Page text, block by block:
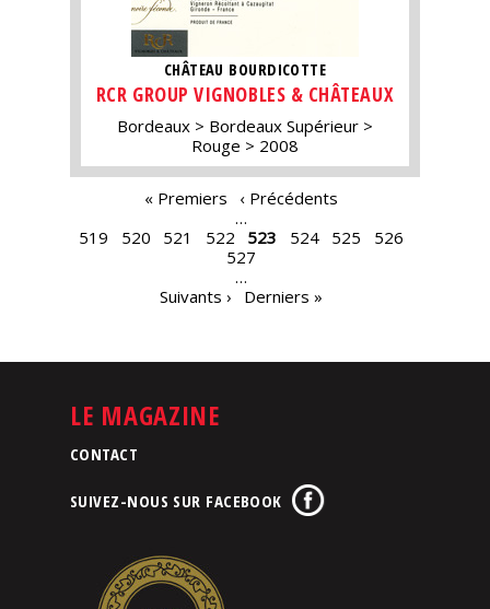
CHÂTEAU BOURDICOTTE
RCR GROUP VIGNOBLES & CHÂTEAUX
Bordeaux
Bordeaux Supérieur
Rouge
2008
« Premiers
‹ Précédents
…
519
520 521 522 523 524 525
526
527
…
Suivants ›
Derniers »
LE MAGAZINE
CONTACT
SUIVEZ-NOUS SUR FACEBOOK